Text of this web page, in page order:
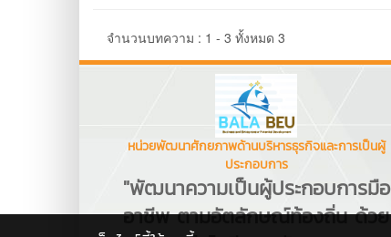
จำนวนบทความ : 1 - 3 ทั้งหมด 3
หน่วยพัฒนาศักยภาพด้านบริหารธุรกิจและการเป็นผู้
ประกอบการ
"พัฒนาความเป็นผู้ประกอบการมือ
อาชีพ ตามอัตลักษณ์ท้องถิ่น ด้วย